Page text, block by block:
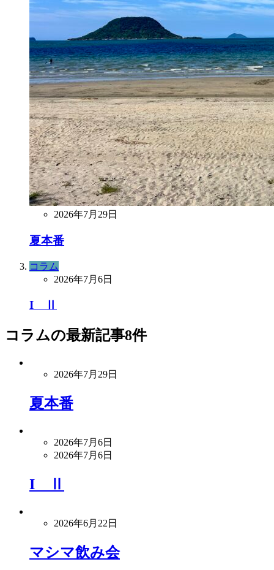
2026年7月29日
夏本番
コラム
2026年7月6日
I Ⅱ
コラムの最新記事8件
2026年7月29日
夏本番
2026年7月6日
2026年7月6日
I Ⅱ
2026年6月22日
マシマ飲み会